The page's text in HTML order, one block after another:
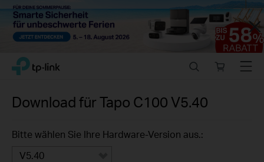
Close
Click
navigation
TP-Link, Reliably Smart
store
Menu
Download fürTapo C100 V5.40
Bitte wählen Sie Ihre Hardware-Version aus.:
V5.40